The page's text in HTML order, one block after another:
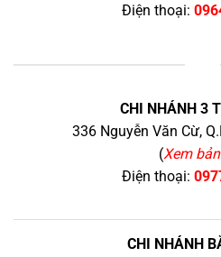
Điện thoại:
CHI NHÁNH 3
336 Nguyễn Văn Cừ,
(Xem
Điện thoại:
CHI NHÁNH